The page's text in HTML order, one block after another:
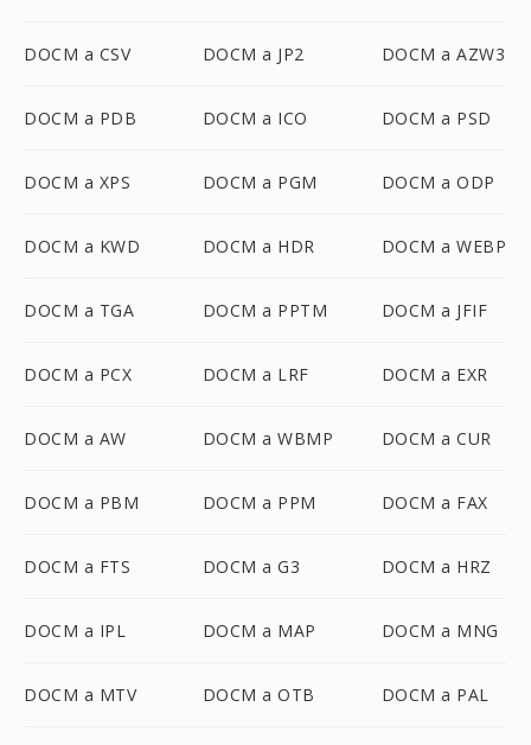
DOCM a CSV DOCM a JP2 DOCM a AZW3
DOCM a PDB DOCM a ICO DOCM a PSD
DOCM a XPS DOCM a PGM DOCM a ODP
DOCM a KWD DOCM a HDR DOCM a WEBP
DOCM a TGA DOCM a PPTM DOCM a JFIF
DOCM a PCX DOCM a LRF DOCM a EXR
DOCM a AW DOCM a WBMP DOCM a CUR
DOCM a PBM DOCM a PPM DOCM a FAX
DOCM a FTS DOCM a G3 DOCM a HRZ
DOCM a IPL DOCM a MAP DOCM a MNG
DOCM a MTV DOCM a OTB DOCM a PAL